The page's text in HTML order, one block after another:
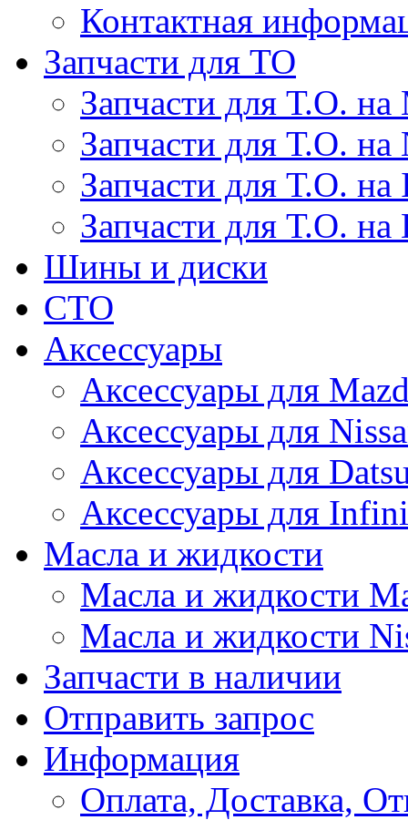
Контактная
Запчасти для ТО
Запчасти для Т.О. на
Запчасти для Т.О. на
Запчасти для Т.О.
Запчасти для Т.О. на
Шины и диски
СТО
Аксессуары
Аксессуары для
Аксессуары для
Аксессуары для
Аксессуары для
Масла и жидкости
Масла и жидкости
Масла и жидкости
Запчасти в наличии
Отправить запрос
Информация
Оплата, Доставка,